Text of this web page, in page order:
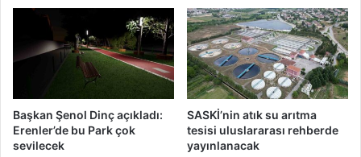
Başkan Şenol Dinç açıkladı:
Erenler’de bu Park çok
sevilecek
SASKİ’nin atık su arıtma
tesisi uluslararası rehberde
yayınlanacak